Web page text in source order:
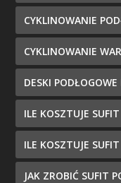
CYKLINOWANIE
CYKLINOWANIE
DESKI
ILE KOSZTUJE
ILE KOSZTUJE
JAK ZROBIĆ SUFIT